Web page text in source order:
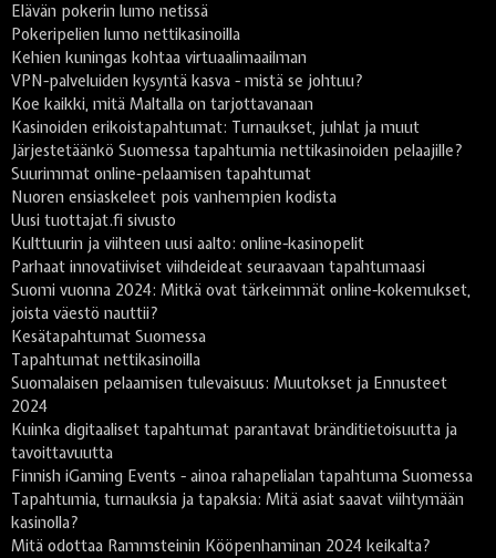
Elävän pokerin lumo netissä
Pokeripelien lumo nettikasinoilla
Kehien kuningas kohtaa virtuaalimaailman
VPN-palveluiden kysyntä kasva - mistä se johtuu?
Koe kaikki, mitä Maltalla on tarjottavanaan
Kasinoiden erikoistapahtumat: Turnaukset, juhlat ja muut
Järjestetäänkö Suomessa tapahtumia nettikasinoiden pelaajille?
Suurimmat online-pelaamisen tapahtumat
Nuoren ensiaskeleet pois vanhempien kodista
Uusi tuottajat.fi sivusto
Kulttuurin ja viihteen uusi aalto: online-kasinopelit
Parhaat innovatiiviset viihdeideat seuraavaan tapahtumaasi
Suomi vuonna 2024: Mitkä ovat tärkeimmät online-kokemukset,
joista väestö nauttii?
Kesätapahtumat Suomessa
Tapahtumat nettikasinoilla
Suomalaisen pelaamisen tulevaisuus: Muutokset ja Ennusteet
2024
Kuinka digitaaliset tapahtumat parantavat bränditietoisuutta ja
tavoittavuutta
Finnish iGaming Events - ainoa rahapelialan tapahtuma Suomessa
Tapahtumia, turnauksia ja tapaksia: Mitä asiat saavat viihtymään
kasinolla?
Mitä odottaa Rammsteinin Kööpenhaminan 2024 keikalta?